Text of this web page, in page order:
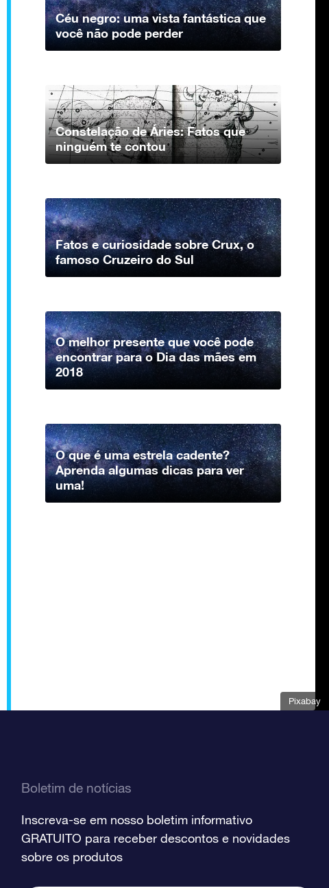
Pixabay
Céu negro: uma vista fantástica que
você não pode perder
Constelação de Áries: Fatos que
ninguém te contou
Fatos e curiosidade sobre Crux, o
famoso Cruzeiro do Sul
O melhor presente que você pode
encontrar para o Dia das mães em
2018
O que é uma estrela cadente?
Aprenda algumas dicas para ver
uma!
Boletim de notícias
Inscreva-se em nosso boletim informativo
GRATUITO para receber descontos e novidades
sobre os produtos